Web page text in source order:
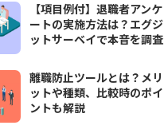
【項目例付】退職者アンケ
ートの実施方法は？エグジ
ットサーベイで本音を調査
離職防止ツールとは？メリ
ットや種類、比較時のポイ
ントも解説